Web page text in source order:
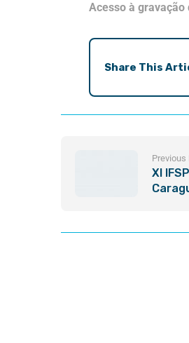
Acesso à gravação
Share This
Previous
XI